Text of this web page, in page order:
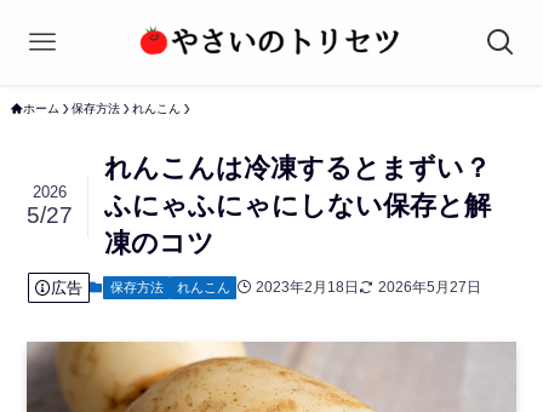
ホーム 保存方法 れんこん
れんこんは冷凍するとまずい？
ふにゃふにゃにしない保存と解
凍のコツ
2026
5/27
広告 保存方法 れんこん 2023年2月18日 2026年5月27日